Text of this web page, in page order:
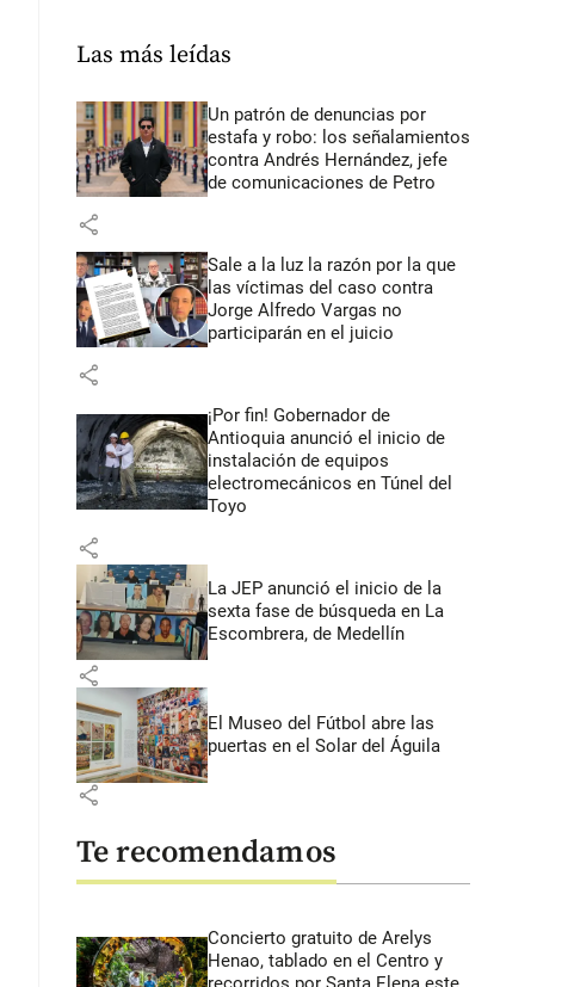
Las más leídas
Un patrón de denuncias por
estafa y robo: los señalamientos
contra Andrés Hernández, jefe
de comunicaciones de Petro
share
Sale a la luz la razón por la que
las víctimas del caso contra
Jorge Alfredo Vargas no
participarán en el juicio
share
¡Por fin! Gobernador de
Antioquia anunció el inicio de
instalación de equipos
electromecánicos en Túnel del
Toyo
share
La JEP anunció el inicio de la
sexta fase de búsqueda en La
Escombrera, de Medellín
share
El Museo del Fútbol abre las
puertas en el Solar del Águila
share
Te recomendamos
Concierto gratuito de Arelys
Henao, tablado en el Centro y